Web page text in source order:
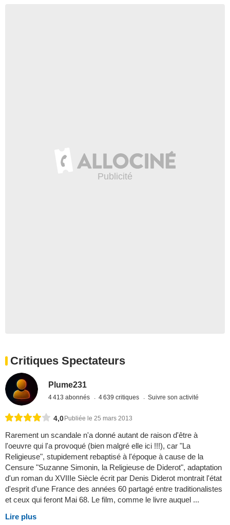
Critiques Spectateurs
Plume231
4 413 abonnés 4 639 critiques Suivre son activité
4,0 Publiée le 25 mars 2013
Rarement un scandale n'a donné autant de raison d'être à
l'oeuvre qui l'a provoqué (bien malgré elle ici !!!), car "La
Religieuse", stupidement rebaptisé à l'époque à cause de la
Censure "Suzanne Simonin, la Religieuse de Diderot", adaptation
d'un roman du XVIIIe Siècle écrit par Denis Diderot montrait l'état
d'esprit d'une France des années 60 partagé entre traditionalistes
et ceux qui feront Mai 68. Le film, comme le livre auquel ...
Lire plus